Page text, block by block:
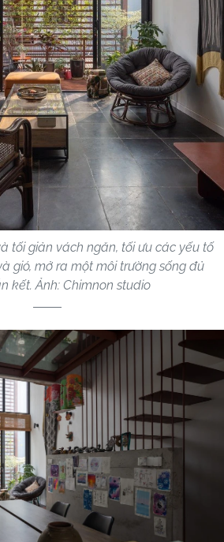
tối giản vách ngăn, tối ưu các yếu tố
gió, mở ra một môi trường sống đủ
kết. Ảnh: Chimnon studio